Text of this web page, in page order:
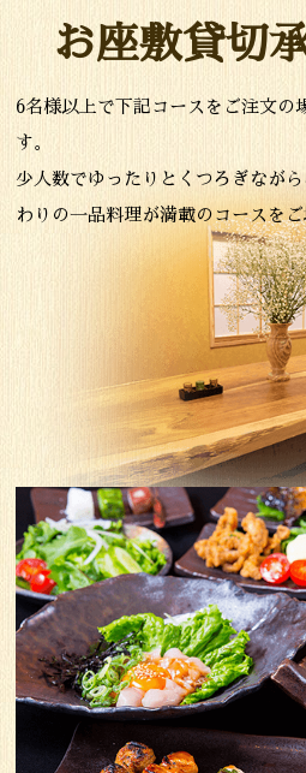
お座敷貸切
6名様以上で下記コースをご注文の
す。
少人数でゆったりとくつろぎなが
わりの一品料理が満載のコースをご